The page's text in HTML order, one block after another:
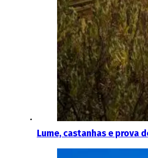
Lume, castanhas e prova